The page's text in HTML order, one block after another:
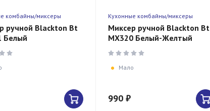
комбайны/миксеры
ручной Blackton Bt
Белый
Кухонные комбайны/миксеры
Миксер ручной Blackton Bt
MX320 Белый-Желтый
Мало
990 ₽